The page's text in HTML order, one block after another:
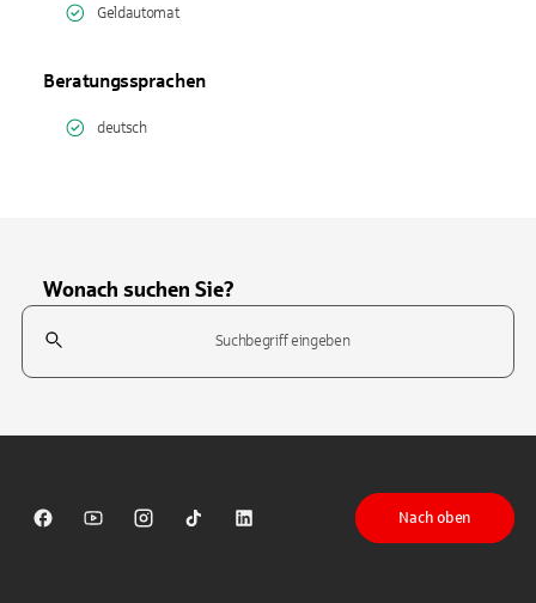
Geldautomat
Beratungssprachen
deutsch
Wonach suchen Sie?
Suchfeld
Sparkasse auf Facebook
Sparkasse auf Youtube
Sparkasse auf Instagram
Sparkasse auf TikTok
Sparkasse auf LinkedIn
Nach oben